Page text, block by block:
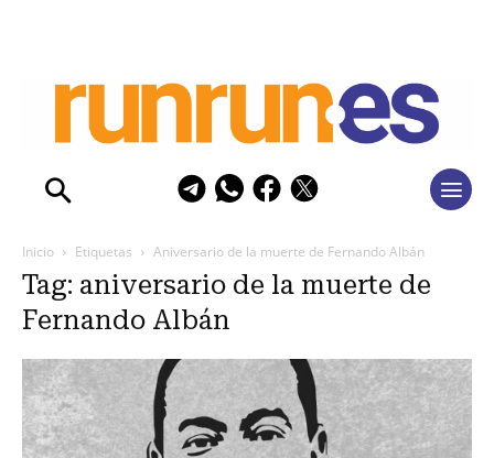
Inicio Etiquetas Aniversario de la muerte de Fernando Albán
Tag: aniversario de la muerte de
Fernando Albán